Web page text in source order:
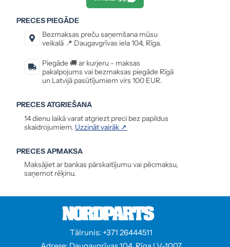
PRECES PIEGĀDE
Bezmaksas preču saņemšana mūsu
veikalā 📍 Daugavgrīvas iela 104, Rīga.
Piegāde 🚚 ar kurjeru - maksas
pakalpojums vai bezmaksas piegāde Rīgā
un Latvijā pasūtījumiem virs 100 EUR.
PRECES ATGRIEŠANA
14 dienu laikā varat atgriezt preci bez papildus
skaidrojumiem. Uzzināt vairāk ↗
PRECES APMAKSA
Maksājiet ar bankas pārskaitījumu vai pēcmaksu,
saņemot rēķinu.
Tālrunis: +371 26444511